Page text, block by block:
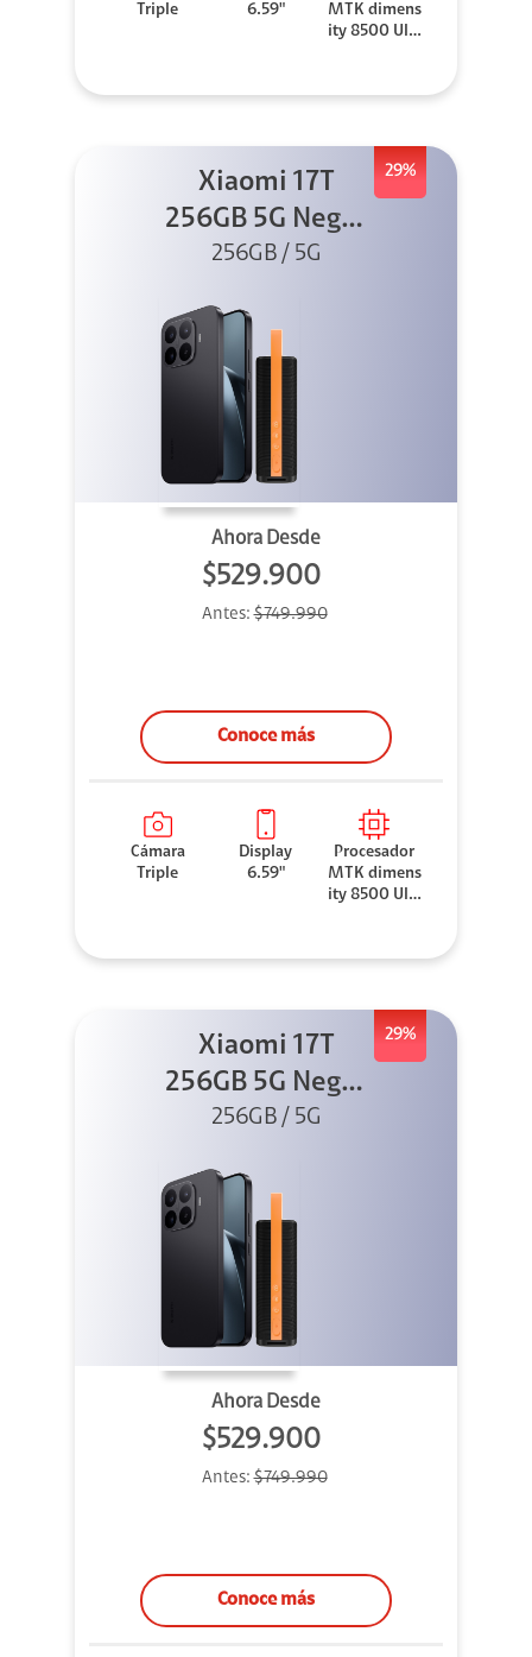
Triple
6.59"
MTK dimens
ity 8500 Ultr
29%
Xiaomi 17T
256GB 5G Negro
+ Sound
256GB / 5G
Ahora Desde
$529.900
Antes:$749.990
Conoce más
Cámara
Triple
Display
6.59"
Procesador
MTK dimens
ity 8500 Ultr
29%
Xiaomi 17T
256GB 5G Negro
+ Sound
256GB / 5G
Ahora Desde
$529.900
Antes:$749.990
Conoce más